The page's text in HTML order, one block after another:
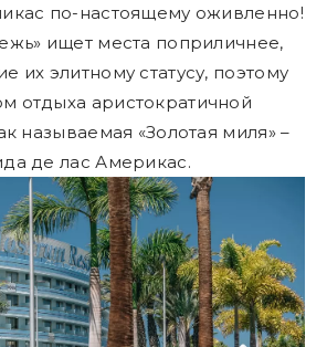
по-настоящему оживленно!
ищет места поприличнее,
их элитному статусу, поэтому
отдыха аристократичной
называемая «Золотая миля» –
де лас Америкас.